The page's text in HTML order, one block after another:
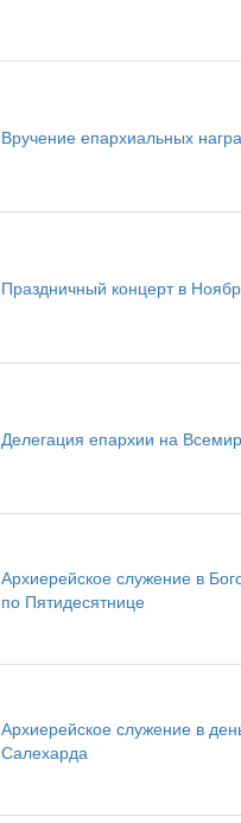
Вручение епархиальных
Праздничный концерт в
Делегация епархии на
Архиерейское служение в
по Пятидесятнице
Архиерейское служение в
Салехарда